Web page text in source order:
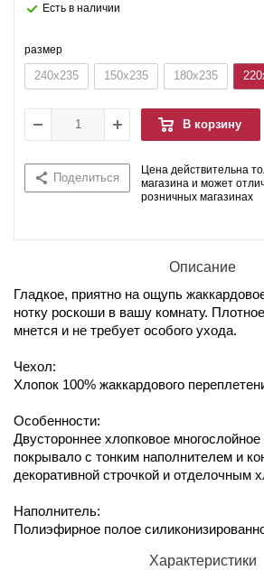
Есть в наличии
размер
240x235 150x235 180x235
В корзину
Поделиться
Цена действительна
магазина и может
розничных магазинах
Описание
Гладкое, приятно на ощупь
нотку роскоши в вашу комнату.
мнется и не требует особого ухода.
Чехол:
Хлопок 100% жаккардового
Особенности:
Двустороннее хлопковое
покрывало с тонким наполнителем и
декоративной строчкой и отделочным
Наполнитель:
Полиэфирное полое
Характеристики